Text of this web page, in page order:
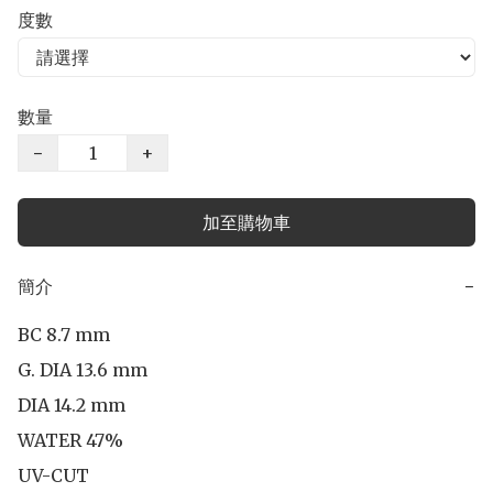
度數
數量
−
+
加至購物車
簡介 −
BC 8.7 mm
G. DIA 13.6 mm
DIA 14.2 mm
WATER 47%
UV-CUT